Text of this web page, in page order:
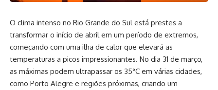
O clima intenso no Rio Grande do Sul está prestes a
transformar o início de abril em um período de extremos,
começando com uma ilha de calor que elevará as
temperaturas a picos impressionantes. No dia 31 de março,
as máximas podem ultrapassar os 35°C em várias cidades,
como Porto Alegre e regiões próximas, criando um